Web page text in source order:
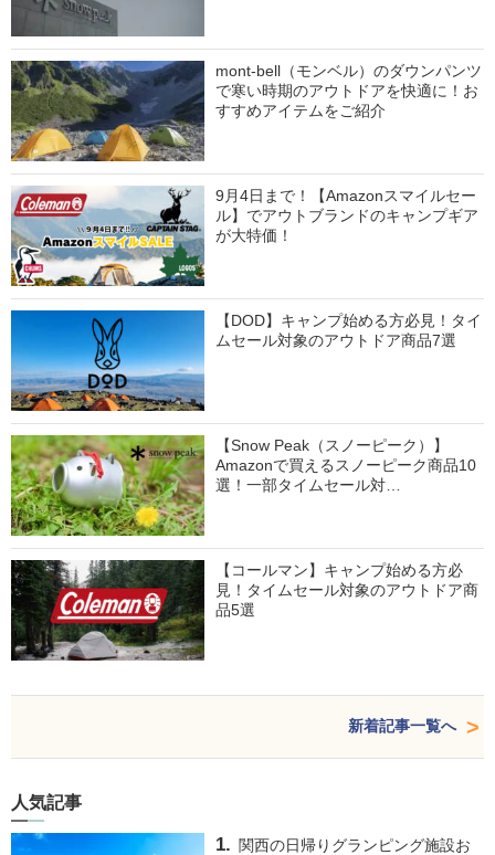
mont-bell（モンベル）のダウンパンツ
で寒い時期のアウトドアを快適に！お
すすめアイテムをご紹介
9月4日まで！【Amazonスマイルセー
ル】でアウトブランドのキャンプギア
が大特価！
【DOD】キャンプ始める方必見！タイ
ムセール対象のアウトドア商品7選
【Snow Peak（スノーピーク）】
Amazonで買えるスノーピーク商品10
選！一部タイムセール対…
【コールマン】キャンプ始める方必
見！タイムセール対象のアウトドア商
品5選
新着記事一覧へ
人気記事
関西の日帰りグランピング施設お